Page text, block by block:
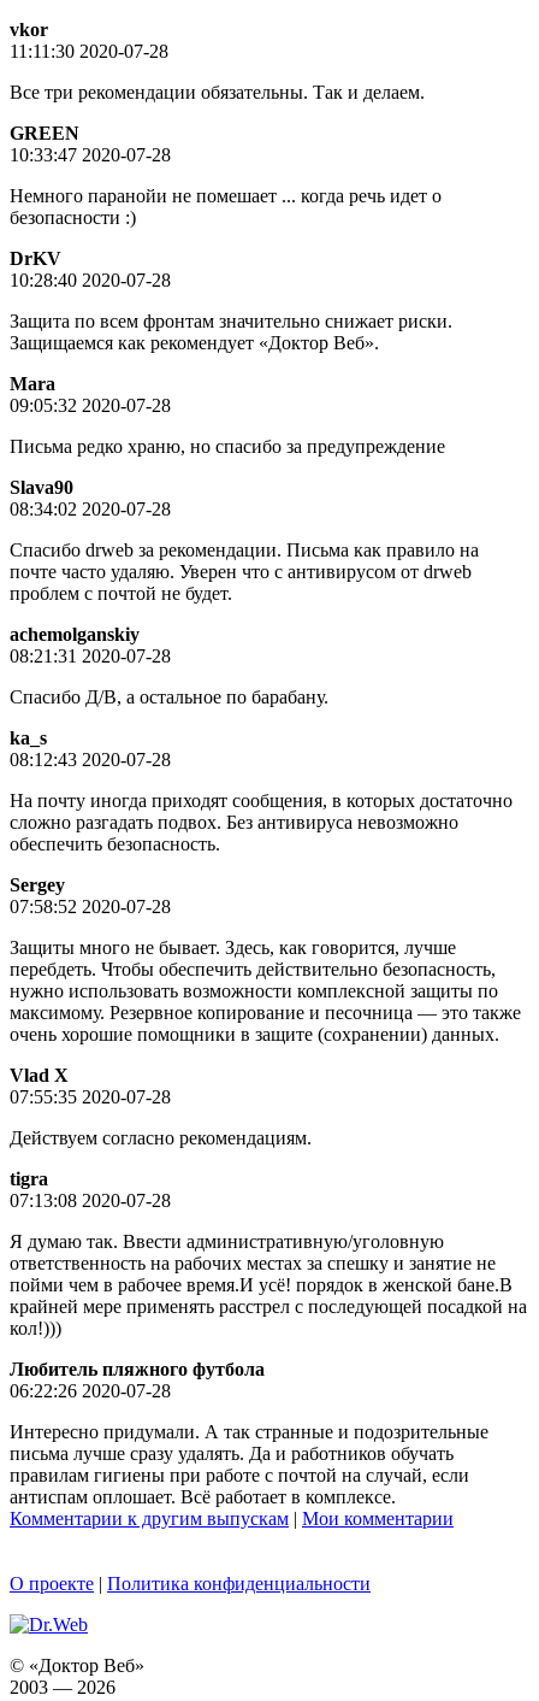
vkor
11:11:30 2020-07-28
Все три рекомендации обязательны. Так и делаем.
GREEN
10:33:47 2020-07-28
Немного паранойи не помешает ... когда речь идет о
безопасности :)
DrKV
10:28:40 2020-07-28
Защита по всем фронтам значительно снижает риски.
Защищаемся как рекомендует «Доктор Веб».
Mara
09:05:32 2020-07-28
Письма редко храню, но спасибо за предупреждение
Slava90
08:34:02 2020-07-28
Спасибо drweb за рекомендации. Письма как правило на
почте часто удаляю. Уверен что с антивирусом от drweb
проблем с почтой не будет.
achemolganskiy
08:21:31 2020-07-28
Спасибо Д/В, а остальное по барабану.
ka_s
08:12:43 2020-07-28
На почту иногда приходят сообщения, в которых достаточно
сложно разгадать подвох. Без антивируса невозможно
обеспечить безопасность.
Sergey
07:58:52 2020-07-28
Защиты много не бывает. Здесь, как говорится, лучше
перебдеть. Чтобы обеспечить действительно безопасность,
нужно использовать возможности комплексной защиты по
максимому. Резервное копирование и песочница — это также
очень хорошие помощники в защите (сохранении) данных.
Vlad X
07:55:35 2020-07-28
Действуем согласно рекомендациям.
tigra
07:13:08 2020-07-28
Я думаю так. Ввести административную/уголовную
ответственность на рабочих местах за спешку и занятие не
пойми чем в рабочее время.И усё! порядок в женской бане.В
крайней мере применять расстрел с последующей посадкой на
кол!)))
Любитель пляжного футбола
06:22:26 2020-07-28
Интересно придумали. А так странные и подозрительные
письма лучше сразу удалять. Да и работников обучать
правилам гигиены при работе с почтой на случай, если
антиспам оплошает. Всё работает в комплексе.
Комментарии к другим выпускам | Мои комментарии
О проекте | Политика конфиденциальности
© «Доктор Веб»
2003 — 2026